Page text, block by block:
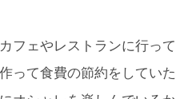
フェやレストランに行って
って食費の節約をしていた